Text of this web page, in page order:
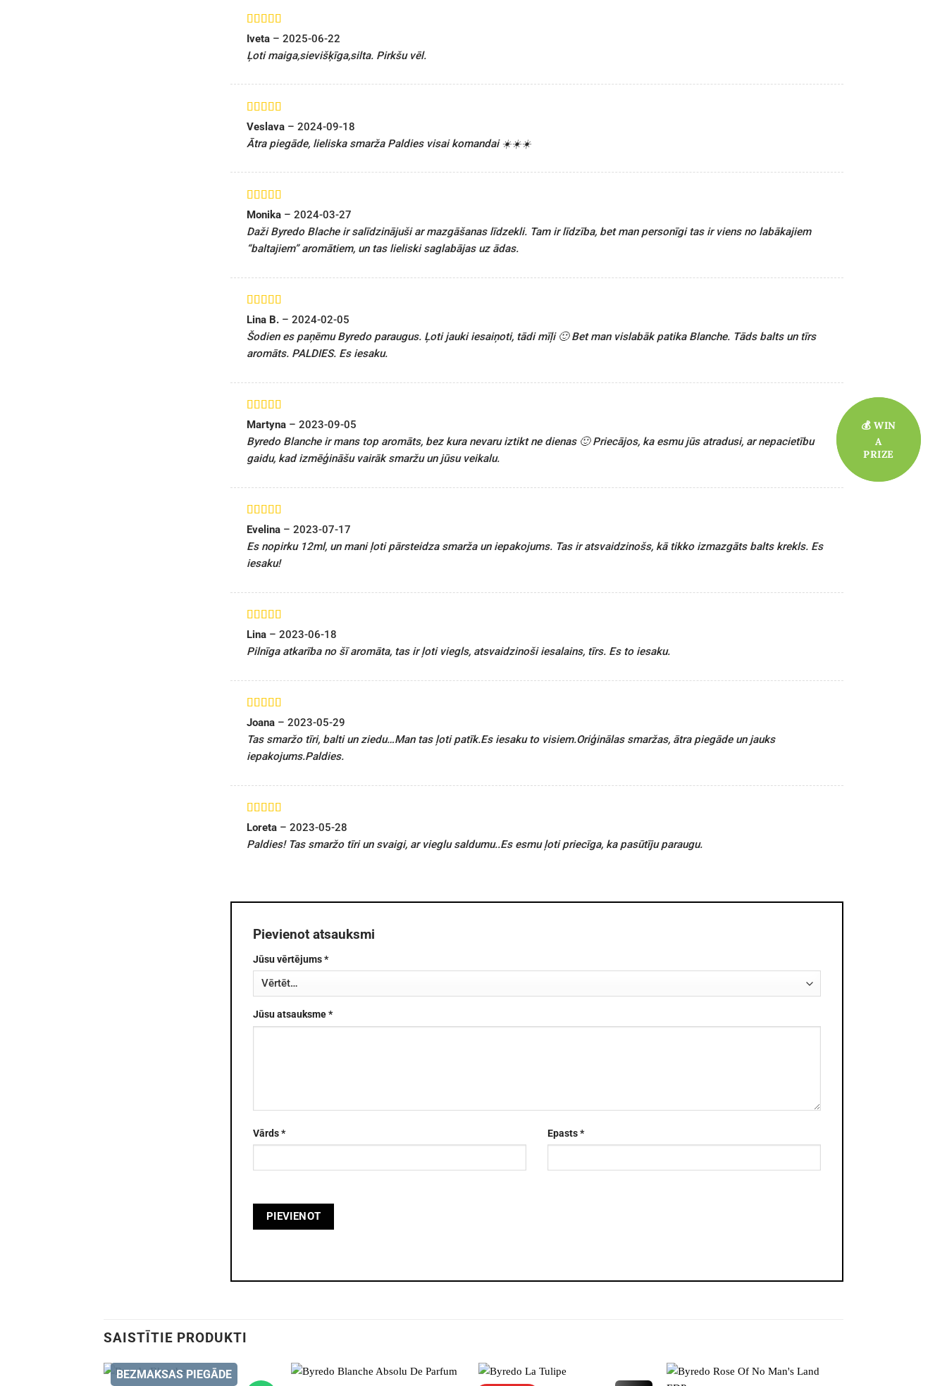
Novērtēts ar
Iveta – 2025-06-22
Ļoti maiga,sievišķīga,silta. Pirkšu vēl.
Novērtēts ar
Veslava – 2024-09-18
Ātra piegāde, lieliska smarža Paldies visai komandai ☀️☀️☀️
Novērtēts ar
Monika – 2024-03-27
Daži Byredo Blache ir salīdzinājuši ar mazgāšanas līdzekli. Tam ir līdzība, bet man personīgi tas ir viens no labākajiem
“baltajiem” aromātiem, un tas lieliski saglabājas uz ādas.
Novērtēts ar
5no 5
Lina B. – 2024-02-05
Šodien es paņēmu Byredo paraugus. Ļoti jauki iesaiņoti, tādi mīļi 🙂 Bet man vislabāk patika Blanche. Tāds balts un tīrs
aromāts. PALDIES. Es iesaku.
Novērtēts ar
no 5
Martyna – 2023-09-05
Byredo Blanche ir mans top aromāts, bez kura nevaru iztikt ne dienas 🙂 Priecājos, ka esmu jūs atradusi, ar nepacietību
gaidu, kad izmēģināšu vairāk smaržu un jūsu veikalu.
Novērtēts ar
Evelina – 2023-07-17
Es nopirku 12ml, un mani ļoti pārsteidza smarža un iepakojums. Tas ir atsvaidzinošs, kā tikko izmazgāts balts krekls. Es
iesaku!
Novērtēts ar
Lina – 2023-06-18
Pilnīga atkarība no šī aromāta, tas ir ļoti viegls, atsvaidzinoši iesalains, tīrs. Es to iesaku.
Novērtēts ar
Joana – 2023-05-29
Tas smaržo tīri, balti un ziedu…Man tas ļoti patīk.Es iesaku to visiem.Oriģinālas smaržas, ātra piegāde un jauks
iepakojums.Paldies.
Novērtēts ar
Loreta – 2023-05-28
Paldies! Tas smaržo tīri un svaigi, ar vieglu saldumu..Es esmu ļoti priecīga, ka pasūtīju paraugu.
Pievienot atsauksmi
Jūsu vērtējums*
Jūsu atsauksme*
Vārds* Epasts*
SAISTĪTIE PRODUKTI
BEZMAKSAS PIEGĀDE
💰 WIN
A
PRIZE
💰 WIN
A
PRIZE